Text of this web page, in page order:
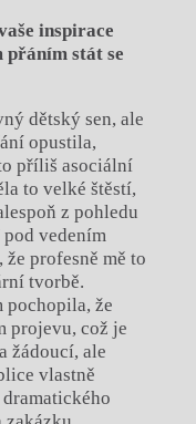
inspirace
stát se
dětský sen, ale
opustila,
příliš asociální
to velké štěstí,
z pohledu
vedením
profesně mě to
tvorbě.
pochopila, že
projevu, což je
žádoucí, ale
vlastně